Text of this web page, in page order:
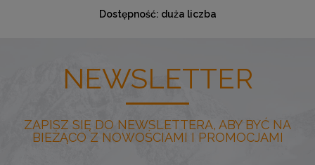
Dostępność: duża liczba
NEWSLETTER
ZAPISZ SIĘ DO NEWSLETTERA, ABY BYĆ NA
BIEŻĄCO Z NOWOŚCIAMI I PROMOCJAMI